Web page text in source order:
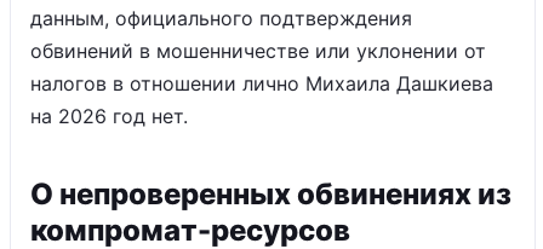
данным, официального подтверждения
обвинений в мошенничестве или уклонении от
налогов в отношении лично Михаила Дашкиева
на 2026 год нет.
О непроверенных обвинениях из
компромат-ресурсов